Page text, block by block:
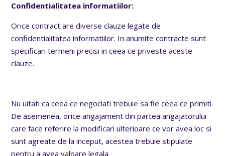
Confidentialitatea informatiilor:
Orice contract are diverse clauze legate de
confidentialitatea informatiilor. In anumite contracte sunt
specificari termeni precisi in ceea ce priveste aceste
clauze.
Nu uitati ca ceea ce negociati trebuie sa fie ceea ce primiti.
De asemenea, orice angajament din partea angajatorului
care face referire la modificari ulterioare ce vor avea loc si
sunt agreate de la inceput, acestea trebuie stipulate
pentru a avea valoare legala.